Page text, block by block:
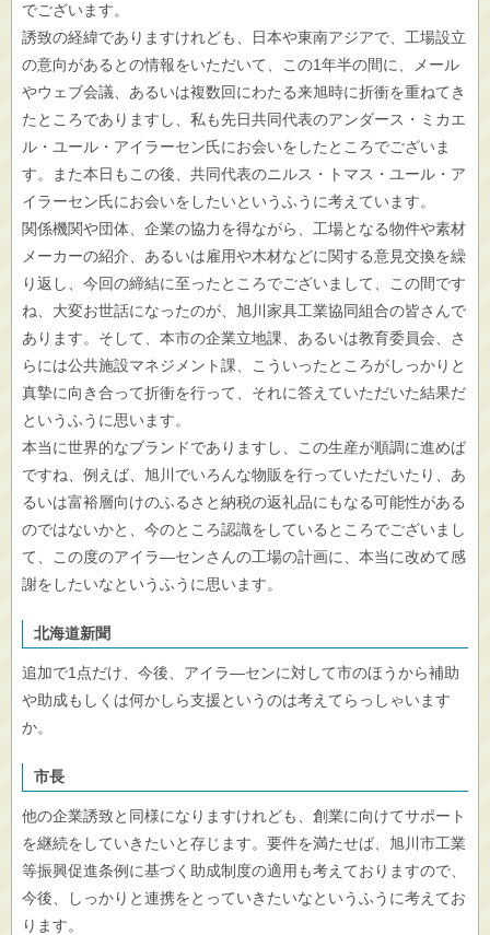
でございます。
誘致の経緯でありますけれども、日本や東南アジアで、工場設立
の意向があるとの情報をいただいて、この1年半の間に、メール
やウェブ会議、あるいは複数回にわたる来旭時に折衝を重ねてき
たところでありますし、私も先日共同代表のアンダース・ミカエ
ル・ユール・アイラーセン氏にお会いをしたところでございま
す。また本日もこの後、共同代表のニルス・トマス・ユール・ア
イラーセン氏にお会いをしたいというふうに考えています。
関係機関や団体、企業の協力を得ながら、工場となる物件や素材
メーカーの紹介、あるいは雇用や木材などに関する意見交換を繰
り返し、今回の締結に至ったところでございまして、この間です
ね、大変お世話になったのが、旭川家具工業協同組合の皆さんで
あります。そして、本市の企業立地課、あるいは教育委員会、さ
らには公共施設マネジメント課、こういったところがしっかりと
真摯に向き合って折衝を行って、それに答えていただいた結果だ
というふうに思います。
本当に世界的なブランドでありますし、この生産が順調に進めば
ですね、例えば、旭川でいろんな物販を行っていただいたり、あ
るいは富裕層向けのふるさと納税の返礼品にもなる可能性がある
のではないかと、今のところ認識をしているところでございまし
て、この度のアイラ―センさんの工場の計画に、本当に改めて感
謝をしたいなというふうに思います。
北海道新聞
追加で1点だけ、今後、アイラ―センに対して市のほうから補助
や助成もしくは何かしら支援というのは考えてらっしゃいます
か。
市長
他の企業誘致と同様になりますけれども、創業に向けてサポート
を継続をしていきたいと存じます。要件を満たせば、旭川市工業
等振興促進条例に基づく助成制度の適用も考えておりますので、
今後、しっかりと連携をとっていきたいなというふうに考えてお
ります。